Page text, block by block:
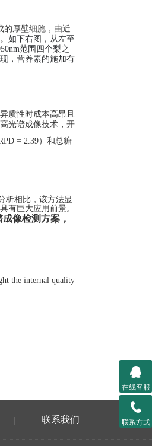
的厚壁细胞，由近
如下右图，从左至
范围四个梨之
，营养素的施加有
质性时成本高昂且
光谱成像技术，开
= 2.39）和总糖
析相比，该方法显
有巨大应用前景。
像检测方案，
the internal quality
| 联系我们
在线客服
联系方式